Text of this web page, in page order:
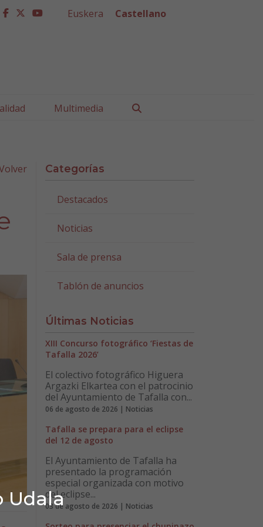
Udala
facebook
twitter
youtube
Euskera Castellano
Multimedia
Categorías
Destacados
Noticias
Sala de prensa
Tablón de anuncios
Últimas Noticias
XIII Concurso fotográfico ‘Fiestas de
Tafalla 2026’
El colectivo fotográfico Higuera
Argazki Elkartea con el patrocinio
del Ayuntamiento de Tafalla con...
06 de agosto de 2026 | Noticias
Tafalla se prepara para el eclipse
del 12 de agosto
El Ayuntamiento de Tafalla ha
presentado la programación
especial organizada con motivo
del eclipse...
03 de agosto de 2026 | Noticias